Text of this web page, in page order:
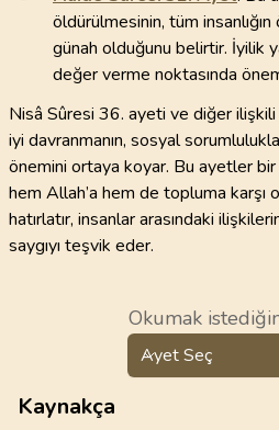
öldürülmesinin, tüm
günah olduğunu belirtir. İyilik
değer verme noktasında
Nisâ Sûresi 36. ayeti ve diğer ilişkili
iyi davranmanın, sosyal
önemini ortaya koyar. Bu ayetler
hem Allah’a hem de topluma karşı
hatırlatır, insanlar arasındaki
saygıyı teşvik eder.
Okumak
Ayet Seç
Kaynakça